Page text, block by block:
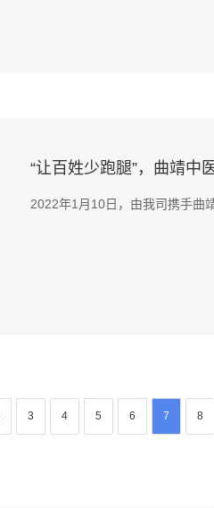
“让百姓少跑腿”，曲靖中
2022年1月10日，由我司携手曲
3 4 5 6 7 8